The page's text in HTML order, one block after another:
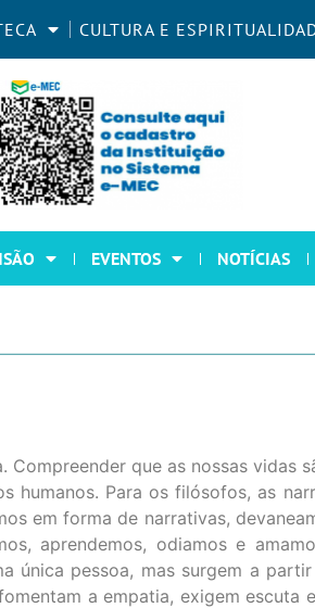
CULTURA E
EVENTOS NOTÍCIAS
que as nossas vidas
humanos. Para os filósofos, as
em forma de narrativas,
aprendemos, odiamos e
única pessoa, mas surgem a
a empatia, exigem escuta